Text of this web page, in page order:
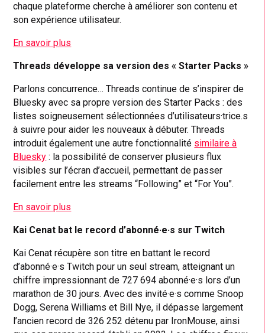
chaque plateforme cherche à améliorer son contenu et
son expérience utilisateur.
En savoir plus
Threads développe sa version des « Starter Packs »
Parlons concurrence… Threads continue de s’inspirer de
Bluesky avec sa propre version des Starter Packs : des
listes soigneusement sélectionnées d’utilisateurs·trice.s
à suivre pour aider les nouveaux à débuter. Threads
introduit également une autre fonctionnalité similaire à
Bluesky : la possibilité de conserver plusieurs flux
visibles sur l’écran d’accueil, permettant de passer
facilement entre les streams “Following” et “For You”.
En savoir plus
Kai Cenat bat le record d’abonné·e·s sur Twitch
Kai Cenat récupère son titre en battant le record
d’abonné·e·s Twitch pour un seul stream, atteignant un
chiffre impressionnant de 727 694 abonné·e·s lors d’un
marathon de 30 jours. Avec des invité·e·s comme Snoop
Dogg, Serena Williams et Bill Nye, il dépasse largement
l’ancien record de 326 252 détenu par IronMouse, ainsi